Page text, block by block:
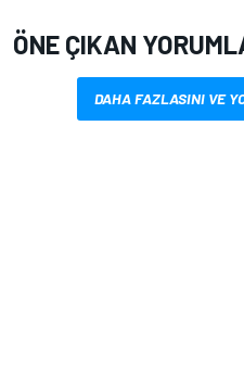
ÖNE ÇIKAN
DAHA FAZLASINI VE